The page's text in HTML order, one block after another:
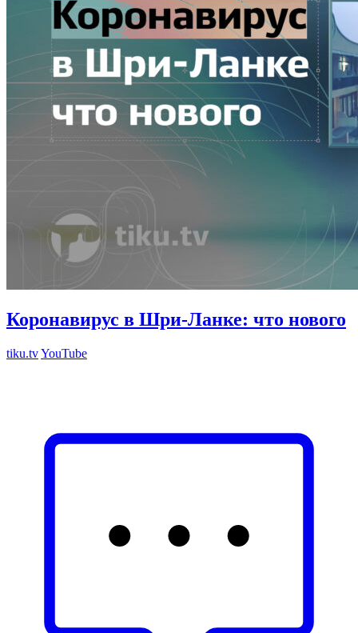
Коронавирус в Шри-Ланке: что нового
tiku.tvYouTube